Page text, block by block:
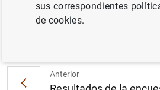
Anterior
sus correspondientes
de cookies.